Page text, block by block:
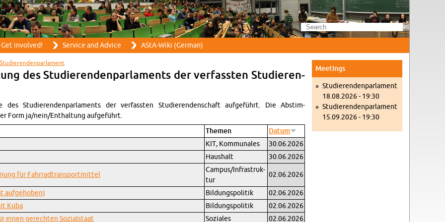
Skip to main content
Get in­volved! Ser­vice and Ad­vice AStA-Wiki (Ger­man)
Studieren­den­par­la­ment
des Studieren­den­par­la­ments der ver­fassten Studieren­
des Studieren­den­par­la­ments der ver­fassten Studieren­den­schaft aufgeführt. Die Ab­stim­
Form ja/nein/En­thal­tung aufgeführt.
The­men
Datum
KIT, Kom­mu­nales
30.06.2026
Haushalt 30.06.2026
für Fahrrad­trans­port­mit­tel
Cam­pus/In­fra­struk­
tur
02.06.2026
aufge­hoben) Bil­dungspoli­tik
02.06.2026
Kuba
Bil­dungspoli­tik
02.06.2026
einen gerechten Sozial­staat
Soziales
02.06.2026
Meet­ings
Studieren­den­par­la­ment
18.08.2026 - 19:30
Studieren­den­par­la­ment
15.09.2026 - 19:30